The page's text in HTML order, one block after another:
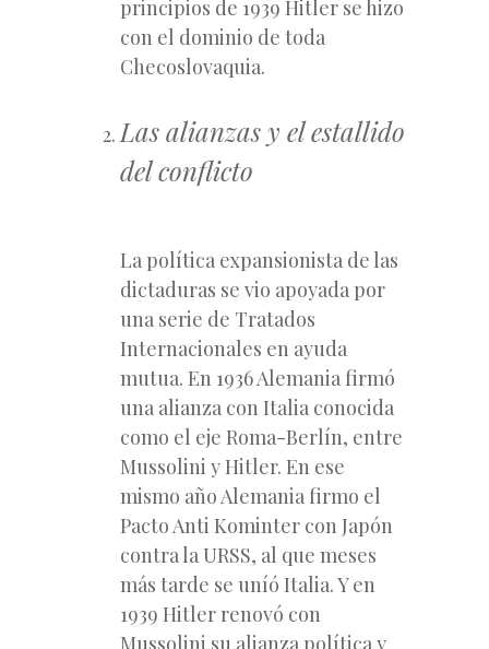
principios de 1939 Hitler se hizo
con el dominio de toda
Checoslovaquia.
Las alianzas y el estallido
del conflicto
La política expansionista de las
dictaduras se vio apoyada por
una serie de Tratados
Internacionales en ayuda
mutua. En 1936 Alemania firmó
una alianza con Italia conocida
como el eje Roma-Berlín, entre
Mussolini y Hitler. En ese
mismo año Alemania firmo el
Pacto Anti Kominter con Japón
contra la URSS, al que meses
más tarde se uníó Italia. Y en
1939 Hitler renovó con
Mussolini su alianza política y